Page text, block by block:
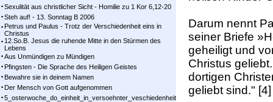
Sexulität aus christlicher Sicht - Homilie zu 1 Kor 6,12-20
Steh auf! - 13. Sonntag B 2006
Petrus und Paulus - Trotz der Verschiedenheit eins in
Christus
12.So.B. Jesus die ruhende Mitte in den Stürmen des
Lebens
Aus Unmündigen zu Mündigen
Pfingsten - Die Sprache des Heiligen Geistes
Bewahre sie in deinem Namen
Der Mensch von Gott aufgenommen
5_osterwoche_do_einheit_in_versoehnter_veschiedenheit
Darum nennt
seiner Briefe
geheiligt und
Christus
dortigen
geliebt sind." [4]